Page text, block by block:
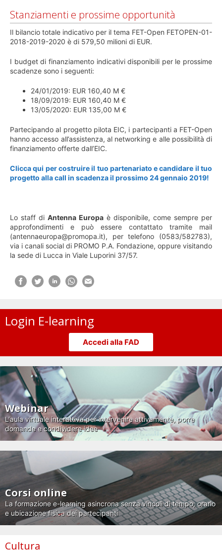
Stanziamenti e prossime opportunità
Il bilancio totale indicativo per il tema FET-Open FETOPEN-01-
2018-2019-2020 è di 579,50 milioni di EUR.
I budget di finanziamento indicativi disponibili per le prossime
scadenze sono i seguenti:
24/01/2019: EUR 160,40 M €
18/09/2019: EUR 160,40 M €
13/05/2020: EUR 135,00 M €
Partecipando al progetto pilota EIC, i partecipanti a FET-Open
hanno accesso all’assistenza, al networking e alle possibilità di
finanziamento offerte dall’EIC.
Clicca qui per costruire il tuo partenariatoe candidare il tuo
progetto alla call in scadenza il prossimo 24 gennaio 2019!
Lo staff di Antenna Europa è disponibile, come sempre per
approfondimenti e può essere contattato tramite mail
(antennaeuropa@promopa.it), per telefono (0583/582783),
via i canali social di PROMO P.A. Fondazione, oppure visitando
la sede di Lucca in Viale Luporini 37/57.
Login E-learning
Accedi alla FAD
Webinar
L'aula virtuale interattiva per intervenire attivamente, porre
domande e condividere idee
Corsi online
La formazione e-learning asincrona senza vincoli di tempo, orario
e ubicazione fisica dei partecipanti
Cultura